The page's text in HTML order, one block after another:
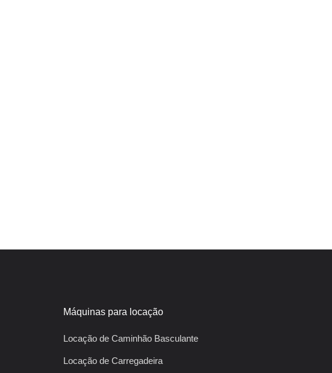
Máquinas para locação
Locação de Caminhão Basculante
Locação de Carregadeira